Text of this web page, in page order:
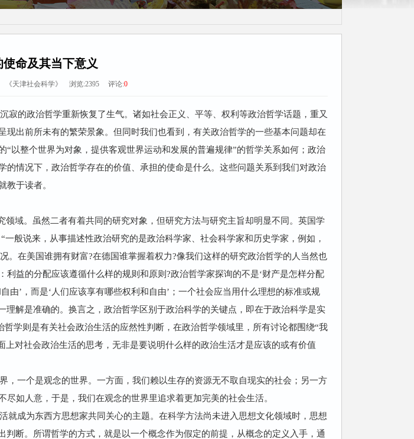
命及其当下意义
《天津社会科学》 浏览:2395评论:0
的政治哲学重新恢复了生气。诸如社会正义、平等、权利等政治哲学话题，重又
出前所未有的繁荣景象。但同时我们也看到，有关政治哲学的一些基本问题却在
以整个世界为对象，提供客观世界运动和发展的普遍规律”的哲学关系如何；政治
情况下，政治哲学存在的价值、承担的使命是什么。这些问题关系到我们对政治
教于读者。
域。虽然二者有着共同的研究对象，但研究方法与研究主旨却明显不同。英国学
般说来，从事描述性政治研究的是政治科学家、社会科学家和历史学家，例如，
。在美国谁拥有财富?在德国谁掌握着权力?像我们这样的研究政治哲学的人当然也
益的分配应该遵循什么样的规则和原则?政治哲学家探询的不是‘财产是怎样分配
由’，而是‘人们应该享有哪些权利和自由’；一个社会应当用什么理想的标准或规
解是准确的。换言之，政治哲学区别于政治科学的关键点，即在于政治科学是实
学则是有关社会政治生活的应然性判断，在政治哲学领域里，所有讨论都围绕“我
对社会政治生活的思考，无非是要说明什么样的政治生活才是应该的或有价值
，一个是观念的世界。一方面，我们赖以生存的资源无不取自现实的社会；另一方
如人意，于是，我们在观念的世界里追求着更加完美的社会生活。
就成为东西方思想家共同关心的主题。在科学方法尚未进入思想文化领域时，思想
断。所谓哲学的方式，就是以一个概念作为假定的前提，从概念的定义入手，通